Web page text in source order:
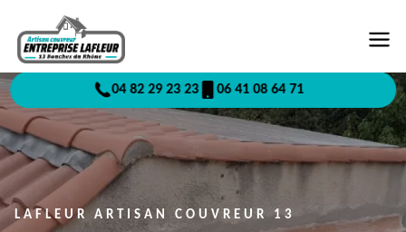
04 82 29 23 23 06 41 08 64 71
LAFLEUR ARTISAN COUVREUR 13